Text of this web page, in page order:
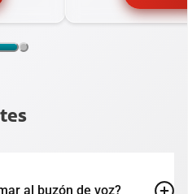
al buzón de voz?